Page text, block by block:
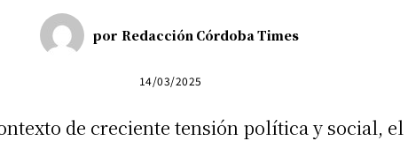
por Redacción Córdoba Times
14/03/2025
de creciente tensión política y social, el